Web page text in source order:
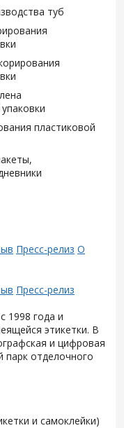
туб
пластиковой
Пресс-релиз О
Пресс-релиз
1998 года и
этикетки. В
и цифровая
парк отделочного
и самоклейки)